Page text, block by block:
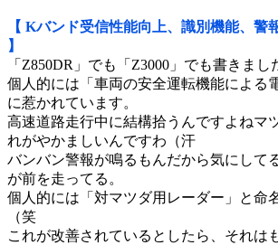
【 Kバンド受信性能向上、識別機能、警
】
「Z850DR」でも「Z3000」でも書きまし
個人的には「車両の安全運転機能による
に惹かれています。
高速道路走行中に結構拾うんですよねマ
れがやかましいんですわ（汗
バンバン警報が鳴るもんだから気にして
が前を走ってる。
個人的には「対マツダ用レーダー」と命
（笑
これが改善されているとしたら、それは